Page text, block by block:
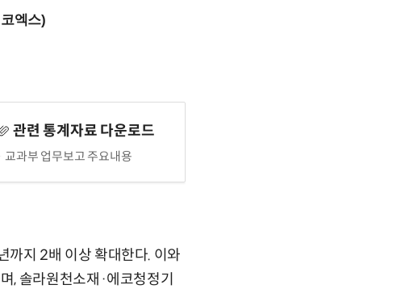
엑스)
관련 통계자료 다운로드
교과부 업무보고 주요내용
지 2배 이상 확대한다. 이와
, 솔라원천소재·에코청정기